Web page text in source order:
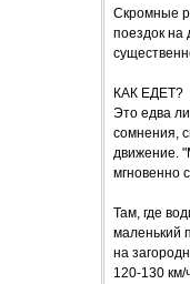
Скромные
поездок на
КАК ЕДЕТ?
Это едва
сомнения,
движение.
мгновенно
Там, где
маленький
на
120-130